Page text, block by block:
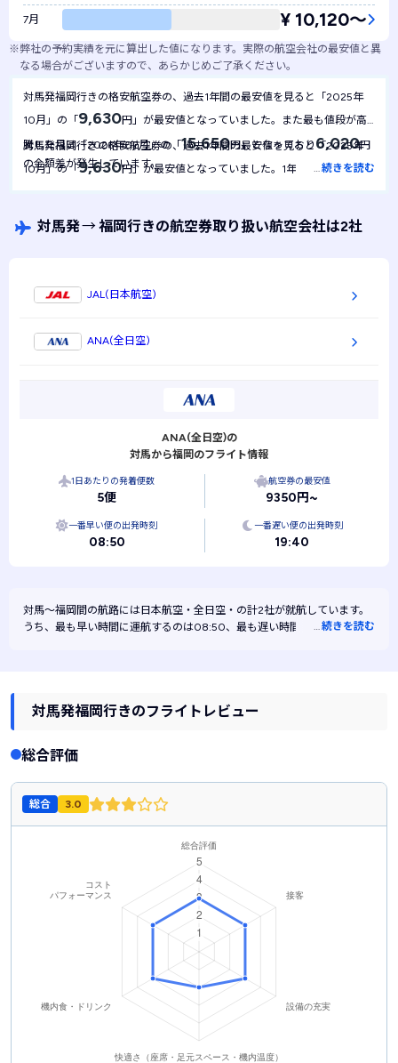
7月 ¥ 10,120〜
※弊社の予約実績を元に算出した値になります。実際の航空会社の最安値と異
なる場合がございますので、あらかじめご了承ください。
対馬発福岡行きの格安航空券の、過去1年間の最安値を見ると「2025年
10月」の「 9,630円」が最安値となっていました。また最も値段が高
騰した月は「2026年02月」の「 15,650円」となっており 6,020円
の金額差が発生しています。
対馬発福岡行きの格安航空券の、過去1年間の最安値を見ると「2025年
10月」の「9,630円」が最安値となっていました。1年間を通して最安
…続きを読む
対馬発→福岡行きの航空券取り扱い航空会社は2社
JAL(日本航空)
ANA(全日空)
ANA(全日空)の
対馬から福岡のフライト情報
1日あたりの発着便数
5便
航空券の最安値
9350円~
一番早い便の出発時刻
08:50
一番遅い便の出発時刻
19:40
対馬～福岡間の航路には日本航空・ 全日空・ の計2社が就航しています。
うち、最も早い時間に運航するのは08:50、最も遅い時間に運航するのは
…続きを読む
対馬発福岡行きのフライトレビュー
総合評価
総合 3.0